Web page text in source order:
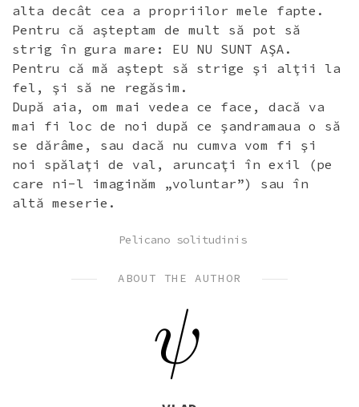
alta decât cea a propriilor mele fapte.
Pentru că aşteptam de mult să pot să
strig în gura mare: EU NU SUNT AŞA.
Pentru că mă aştept să strige şi alţii la
fel, şi să ne regăsim.
După aia, om mai vedea ce face, dacă va
mai fi loc de noi după ce şandramaua o să
se dărâme, sau dacă nu cumva vom fi şi
noi spălaţi de val, aruncaţi în exil (pe
care ni-l imaginăm „voluntar”) sau în
altă meserie.
POSTED
Pelicano solitudinis
ABOUT THE AUTHOR